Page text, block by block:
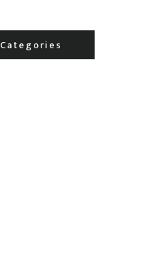
Categories